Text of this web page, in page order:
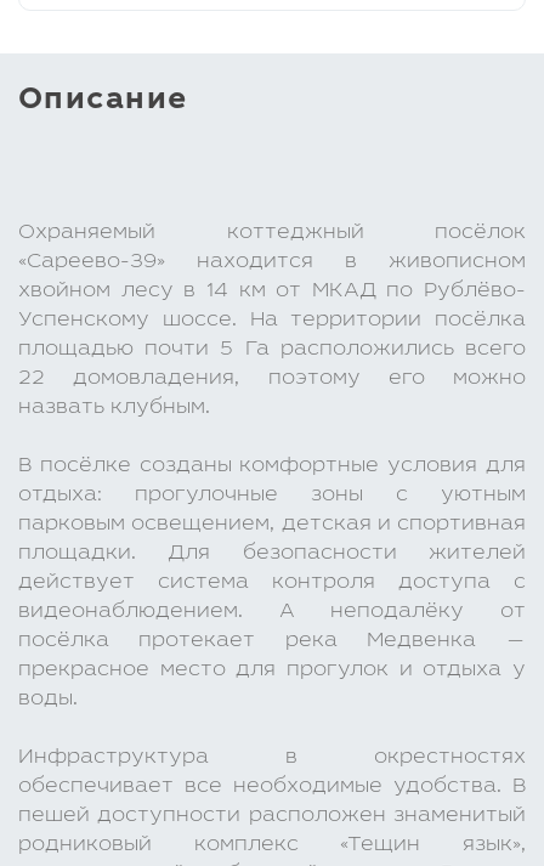
Описание
Охраняемый коттеджный посёлок
«Сареево-39» находится в живописном
хвойном лесу в 14 км от МКАД по Рублёво-
Успенскому шоссе. На территории посёлка
площадью почти 5 Га расположились всего
22 домовладения, поэтому его можно
назвать клубным.
В посёлке созданы комфортные условия для
отдыха: прогулочные зоны с уютным
парковым освещением, детская и спортивная
площадки. Для безопасности жителей
действует система контроля доступа с
видеонаблюдением. А неподалёку от
посёлка протекает река Медвенка —
прекрасное место для прогулок и отдыха у
воды.
Инфраструктура в окрестностях
обеспечивает все необходимые удобства. В
пешей доступности расположен знаменитый
родниковый комплекс «Тещин язык»,